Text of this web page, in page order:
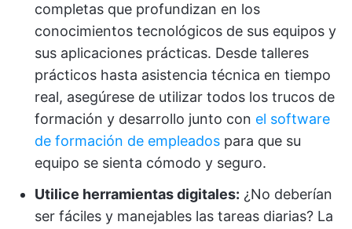
completas que profundizan en los
conocimientos tecnológicos de sus equipos y
sus aplicaciones prácticas. Desde talleres
prácticos hasta asistencia técnica en tiempo
real, asegúrese de utilizar todos los trucos de
formación y desarrollo junto con el software
de formación de empleados para que su
equipo se sienta cómodo y seguro.
Utilice herramientas digitales: ¿No deberían
ser fáciles y manejables las tareas diarias? La